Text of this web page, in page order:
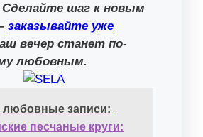
шаг к новым
заказывайте уже
вечер станет по-
любовным.
любовные записи:
песчаные круги: